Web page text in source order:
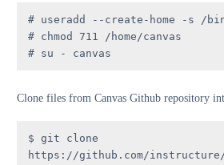
# useradd --create-home -s /
# chmod 711 /home/canvas
# su - canvas
Clone files from Canvas Github repository
$ git clone
https://github.com/